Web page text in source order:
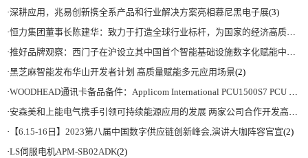
·深耕应用，兆易创新携全系产品和行业解决方案亮相慕尼黑电子展(3)
·恒力集团董事长陈建华：致力于打造全球行业标杆，为国家的经济高质量发展贡献更大力量|上海电气集团党委书记、董事长吴磊来访
·推好品牌观察：西门子在沪设立其中国首个智能基础设施数字化赋能中心
·黑芝麻智能发布华山开发者计划 高质量赋能多元应用场景(2)
·WOODHEAD通讯卡备品备件：Applicom International PCU1500S7 PCU 1500 S7 V4.5.0
·安森美和上能电气携手引领可持续能源应用的发展 两家公司合作开发高性能储能和太阳能组串式逆变器方案 以实现可持续的未来
· 【6.15-16日】2023第八届中国数字供应链创新峰会,演讲大咖阵容官宣(2)
·LS伺服电机APM-SB02ADK(2)